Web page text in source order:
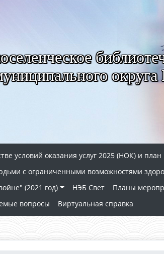
округа
условий оказания услуг 2025 (НОК) и
с ограниченными возможностями
(2021 год) НЭБ Свет Планы
вопросы Виртуальная справка